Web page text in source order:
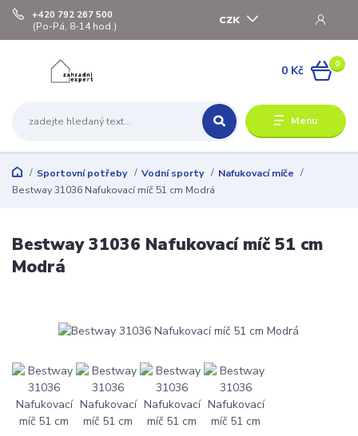
Menu
CZK
+420 792 267 500
(Po-Pá, 8-14 hod.)
0
0 Kč
Sportovní potřeby Vodní sporty
Nafukovací míče
Bestway 31036 Nafukovací míč 51 cm Modrá
Bestway 31036 Nafukovací míč 51 cm
Modrá